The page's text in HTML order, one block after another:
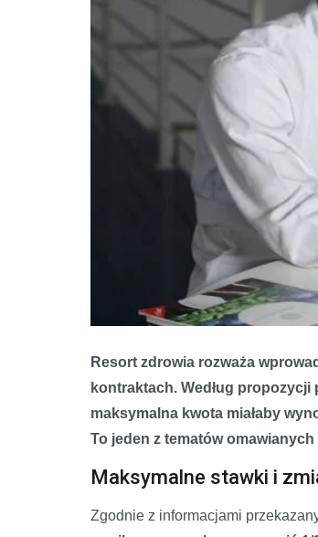
Resort zdrowia rozważa
kontraktach. Według
maksymalna kwota miałaby
To jeden z tematów
Maksymalne stawki i
Zgodnie z informacjami